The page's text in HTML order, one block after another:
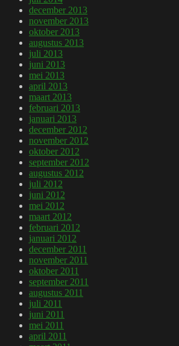
december 2013
november 2013
oktober 2013
augustus 2013
juli 2013
juni 2013
mei 2013
april 2013
maart 2013
februari 2013
januari 2013
december 2012
november 2012
oktober 2012
september 2012
augustus 2012
juli 2012
juni 2012
mei 2012
maart 2012
februari 2012
januari 2012
december 2011
november 2011
oktober 2011
september 2011
augustus 2011
juli 2011
juni 2011
mei 2011
april 2011